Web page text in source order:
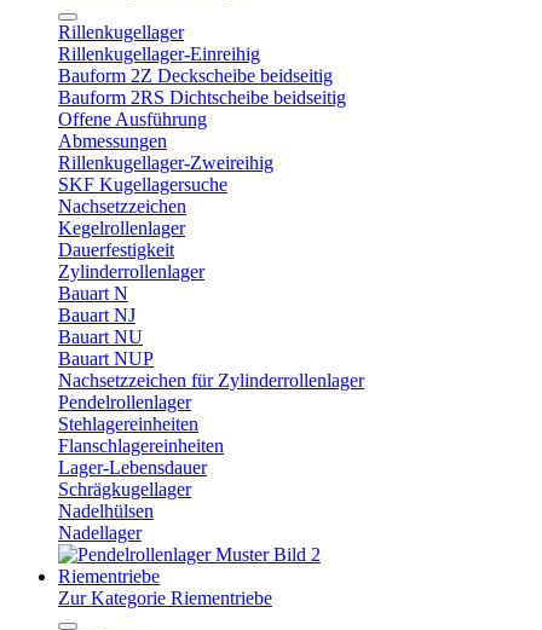
Rillenkugellager
Rillenkugellager-Einreihig
Bauform 2Z Deckscheibe beidseitig
Bauform 2RS Dichtscheibe beidseitig
Offene Ausführung
Abmessungen
Rillenkugellager-Zweireihig
SKF Kugellagersuche
Nachsetzzeichen
Kegelrollenlager
Dauerfestigkeit
Zylinderrollenlager
Bauart N
Bauart NJ
Bauart NU
Bauart NUP
Nachsetzzeichen für Zylinderrollenlager
Pendelrollenlager
Stehlagereinheiten
Flanschlagereinheiten
Lager-Lebensdauer
Schrägkugellager
Nadelhülsen
Nadellager
Riementriebe
Zur Kategorie Riementriebe